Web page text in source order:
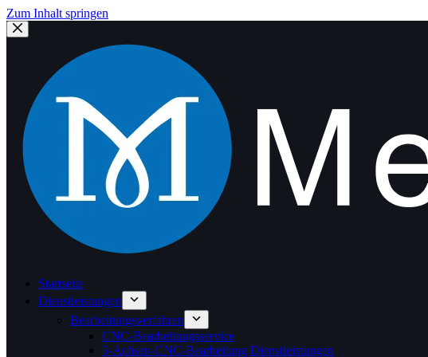
Zum Inhalt springen
Startseite
Dienstleistungen
Bearbeitungsverfahren
CNC-Bearbeitungsservice
5-Achsen-CNC-Bearbeitung Dienstleistungen